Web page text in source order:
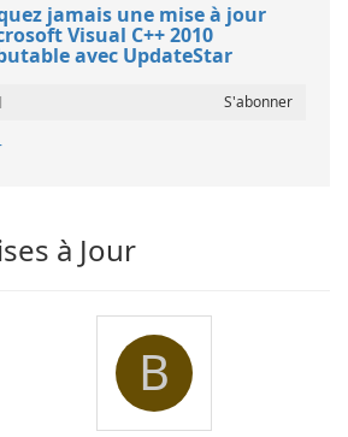
jamais une mise à jour
Visual C++ 2010
avec UpdateStar
à Jour
B